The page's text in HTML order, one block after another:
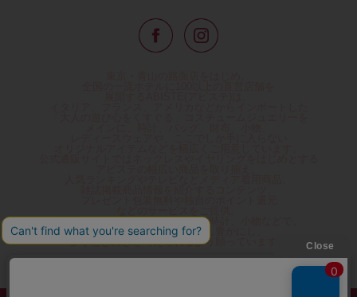
心躍るインポートアクセサリーや時計、小物などで、
お客様の日常をほんの少し豊かにし、
夢やときめきを与えられるよう願っています。